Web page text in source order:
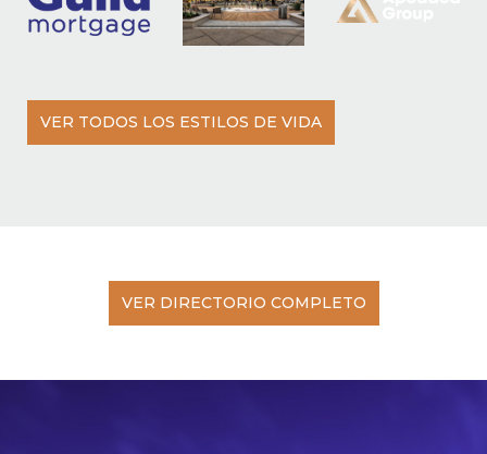
VER TODOS LOS ESTILOS DE VIDA
VER DIRECTORIO COMPLETO